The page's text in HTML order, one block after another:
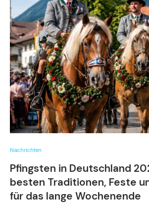
Nachrichten
Pfingsten in Deutschland
besten Traditionen, Feste
für das lange Wochenende